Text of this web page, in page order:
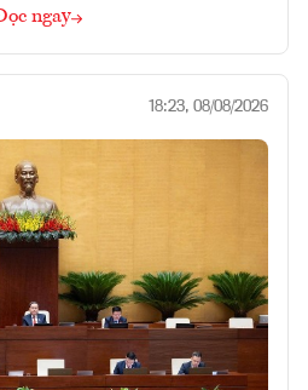
ngay
18:23, 08/08/2026